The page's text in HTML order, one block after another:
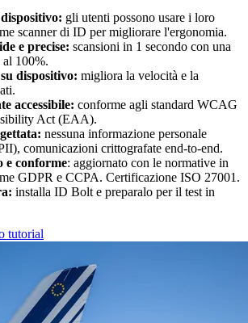
gli utenti possono usare i loro
scanner di ID per migliorare l'ergonomia.
e precise: scansioni in 1 secondo con una
100%.
dispositivo: migliora la velocità e la
accessibile: conforme agli standard WCAG
Act (EAA).
nessuna informazione personale
comunicazioni crittografate end-to-end.
e conforme: aggiornato con le normative in
GDPR e CCPA. Certificazione ISO 27001.
installa ID Bolt e preparalo per il test in
tutorial